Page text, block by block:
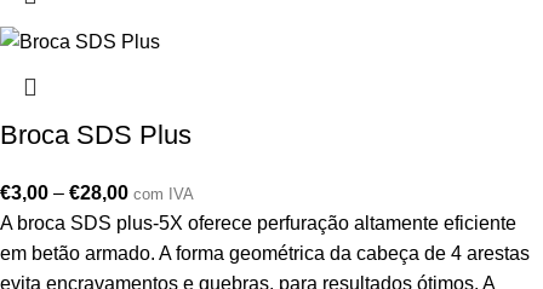
Broca SDS Plus
€3,00 – €28,00 com IVA
A broca SDS plus-5X oferece perfuração altamente eficiente
em betão armado. A forma geométrica da cabeça de 4 arestas
evita encravamentos e quebras, para resultados ótimos. A